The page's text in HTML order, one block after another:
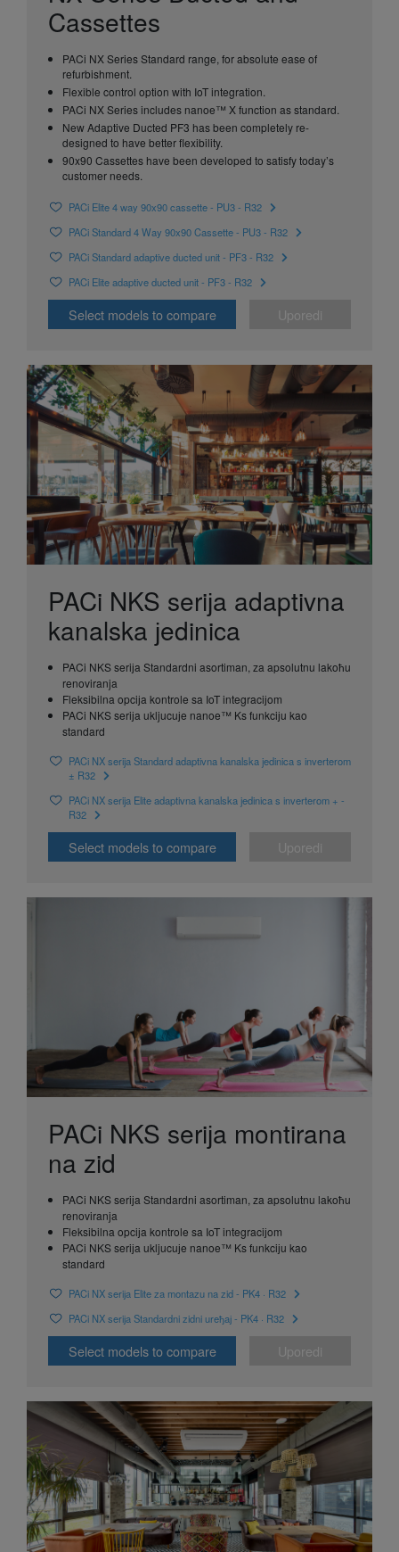
Cassettes
PACi NX Series Standard range, for absolute ease of
refurbishment.
Flexible control option with IoT integration.
PACi NX Series includes nanoe™ X function as standard.
New Adaptive Ducted PF3 has been completely re-
designed to have better flexibility.
90x90 Cassettes have been developed to satisfy today’s
customer needs.
PACi Elite 4 way 90x90 cassette - PU3 - R32
PACi Standard 4 Way 90x90 Cassette - PU3 - R32
PACi Standard adaptive ducted unit - PF3 - R32
PACi Elite adaptive ducted unit - PF3 - R32
Select models to compare Uporedi
PACi NKS seriјa adaptivna
kanalska јedinica
PACi NKS seriјa Standardni asortiman, za apsolutnu lakoћu
renoviranja
Fleksibilna opciјa kontrole sa IoT integraciјom
PACi NKS seriјa ukljucuјe nanoe™ Ks funkciјu kao
standard
PACi NX serija Standard adaptivna kanalska jedinica s inverterom
± R32
PACi NX serija Elite adaptivna kanalska jedinica s inverterom + -
R32
Select models to compare Uporedi
PACi NKS seriјa montirana
na zid
PACi NKS seriјa Standardni asortiman, za apsolutnu lakoћu
renoviranja
Fleksibilna opciјa kontrole sa IoT integraciјom
PACi NKS seriјa ukljucuјe nanoe™ Ks funkciјu kao
standard
PACi NX seriјa Elite za montazu na zid - PK4 · R32
PACi NX seriјa Standardni zidni ureђaј - PK4 · R32
Select models to compare Uporedi